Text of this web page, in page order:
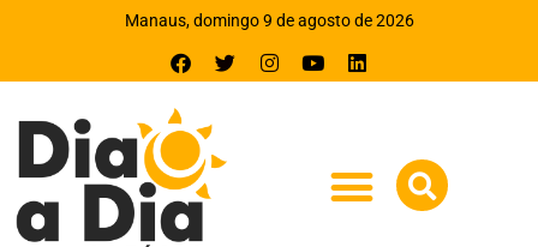
Manaus, domingo 9 de agosto de 2026